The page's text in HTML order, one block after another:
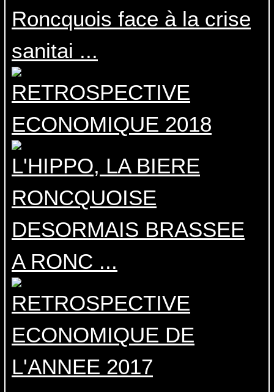
Roncquois face à la crise
sanitai ...
RETROSPECTIVE
ECONOMIQUE 2018
L'HIPPO, LA BIERE
RONCQUOISE
DESORMAIS BRASSEE
A RONC ...
RETROSPECTIVE
ECONOMIQUE DE
L'ANNEE 2017